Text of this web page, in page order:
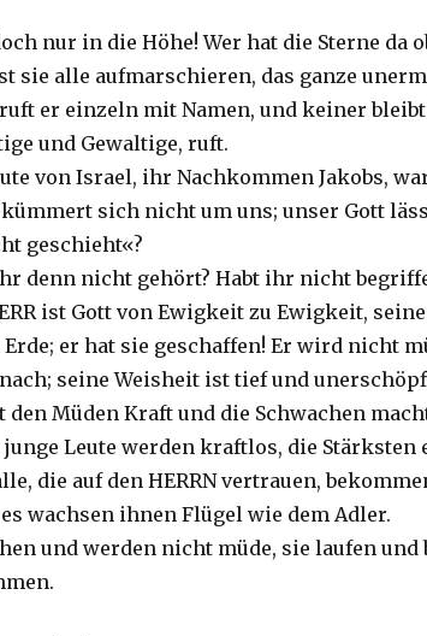
nur in die Höhe! Wer hat die Sterne da
sie alle aufmarschieren, das ganze
er einzeln mit Namen, und keiner
und Gewaltige, ruft.
von Israel, ihr Nachkommen Jakobs,
kümmert sich nicht um uns; unser Gott
geschieht«?
denn nicht gehört? Habt ihr nicht
ist Gott von Ewigkeit zu Ewigkeit,
Erde; er hat sie geschaffen! Er wird nicht
seine Weisheit ist tief und
den Müden Kraft und die Schwachen
junge Leute werden kraftlos, die Stärksten
die auf den HERRN vertrauen,
wachsen ihnen Flügel wie dem Adler.
und werden nicht müde, sie laufen